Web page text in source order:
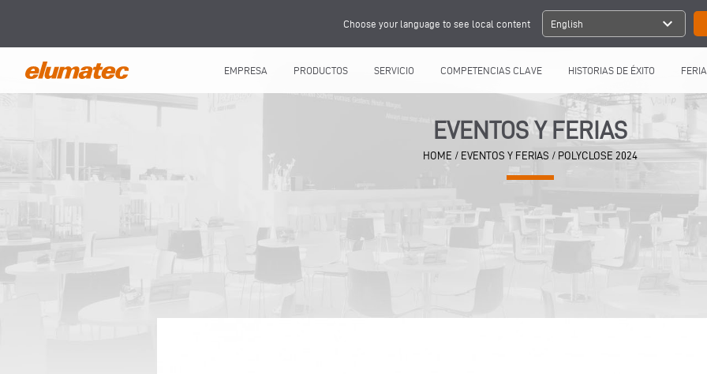
Choose your language to see local content English expand_more
EMPRESA PRODUCTOS SERVICIO COMPETENCIAS CLAVE HISTORIAS DE ÉXITO
EVENTOS Y FERIAS
HOME / EVENTOS Y FERIAS / POLYCLOSE 2024